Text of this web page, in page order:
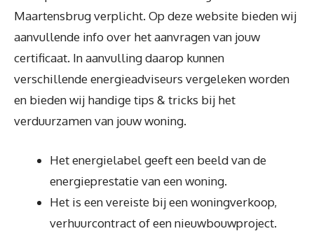
Maartensbrug verplicht. Op deze website bieden wij
aanvullende info over het aanvragen van jouw
certificaat. In aanvulling daarop kunnen
verschillende energieadviseurs vergeleken worden
en bieden wij handige tips & tricks bij het
verduurzamen van jouw woning.
Het energielabel geeft een beeld van de
energieprestatie van een woning.
Het is een vereiste bij een woningverkoop,
verhuurcontract of een nieuwbouwproject.